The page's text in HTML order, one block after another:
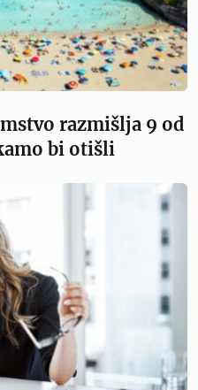
razmišlja 9 od
bi otišli